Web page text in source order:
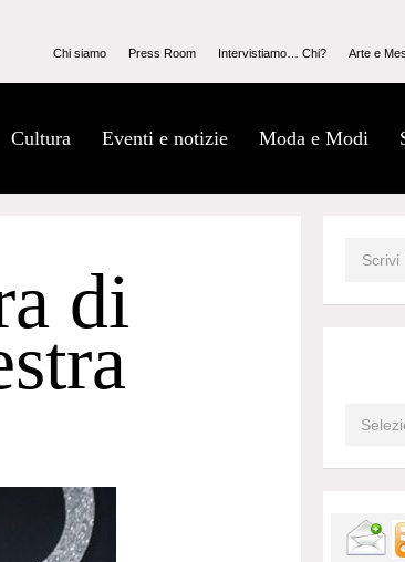
Chi siamo Press Room Intervistiamo… Chi? Arte e
Cultura Eventi e notizie Moda e Modi
di